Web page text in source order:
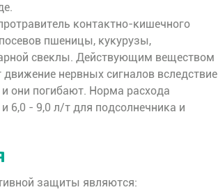
контактно-кишечного
пшеницы, кукурузы,
свеклы. Действующим веществом
нервных сигналов вследствие
они погибают. Норма расхода
6,0 - 9,0 л/т для подсолнечника и
защиты являются: